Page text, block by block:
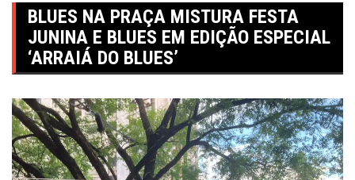
BLUES NA PRAÇA MISTURA FESTA
JUNINA E BLUES EM EDIÇÃO ESPECIAL
‘ARRAIÁ DO BLUES’